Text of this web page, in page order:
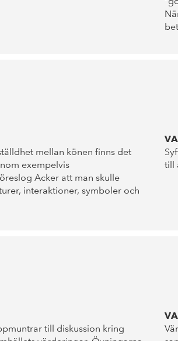
mellan könen finns det
exempelvis
Acker att man skulle
interaktioner, symboler och
till
till diskussion kring